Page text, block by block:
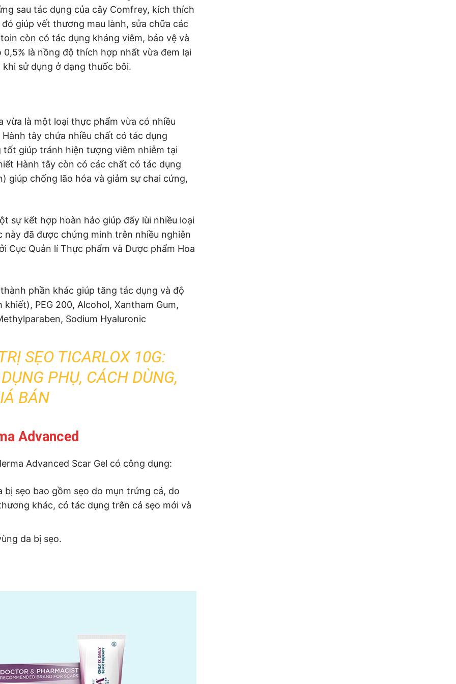
sau tác dụng của cây Comfrey, kích thích
giúp vết thương mau lành, sửa chữa các
còn có tác dụng kháng viêm, bảo vệ và
là nồng độ thích hợp nhất vừa đem lại
sử dụng ở dạng thuốc bôi.
vừa là một loại thực phẩm vừa có nhiều
tây chứa nhiều chất có tác dụng
giúp tránh hiện tượng viêm nhiễm tại
Hành tây còn có các chất có tác dụng
giúp chống lão hóa và giảm sự chai cứng,
sự kết hợp hoàn hảo giúp đẩy lùi nhiều loại
đã được chứng minh trên nhiều nghiên
Cục Quản lí Thực phẩm và Dược phẩm Hoa
phần khác giúp tăng tác dụng và độ
PEG 200, Alcohol, Xantham Gum,
Sodium Hyaluronic
SẸO TICARLOX 10G:
PHỤ, CÁCH DÙNG,
BÁN
Advanced
Advanced Scar Gel có công dụng:
bị sẹo bao gồm sẹo do mụn trứng cá, do
khác, có tác dụng trên cả sẹo mới và
da bị sẹo.